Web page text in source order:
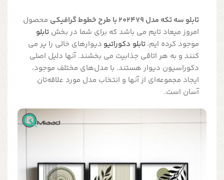
تابلو سه تکه مدل 202479 با طرح خطوط گرافیکی
محصول
امروز میعاد تایم می باشد که برای شما در بخش تابلو
موجود کرده ایم.تابلو دکوراتیو دیوارهای خالی را پر می
کنند و به هر اتاقی جذابیت می بخشند. آنها دلیل اصلی
دکوراسیون دیوار هستند. با مدل‌های مختلف موجود،
ایجاد مجموعه‌ای از آنها و انتخاب مدل مورد علاقه‌تان
آسان است.